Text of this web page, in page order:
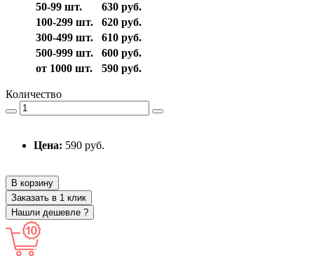
50-99 шт.
630 руб.
100-299 шт.
620 руб.
300-499 шт.
610 руб.
500-999 шт.
600 руб.
от 1000 шт.
590 руб.
Количество
Цена: 590 руб.
В корзину
Заказать в 1 клик
Нашли дешевле ?